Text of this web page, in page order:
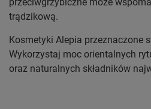
trądzikową.
Kosmetyki Alepia przeznaczone
Wykorzystaj moc orientalnych
oraz naturalnych składników